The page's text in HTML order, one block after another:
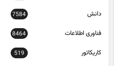
دانش 7584
فناوری اطلاعات 8464
کاریکاتور 519